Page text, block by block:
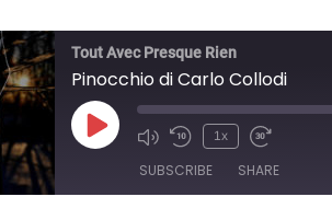
Tout Avec Presque Rien
Pinocchio di Carlo Collodi
Play
1x
SUBSCRIBE SHARE